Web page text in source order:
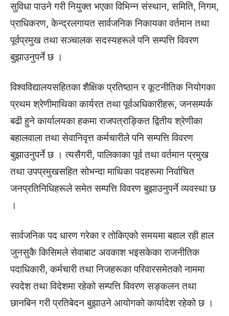
सुविधा पाउने गरी नियुक्त भएका विभिन्न संस्थान, समिति, निगम,
प्राधिकरण, केन्द्रलगायत सार्वजनिक निकायका वर्तमान तथा
पूर्वप्रमुख तथा सञ्चालक सदस्यहरूले पनि सम्पत्ति विवरण
बुझाउनुपर्ने छ ।
विश्वविद्यालयसहितका शैक्षिक प्रतिष्ठान र कूटनीतिक नियोगका
प्रथम श्रेणीमाथिका कार्यरत तथा पूर्वअधिकारीहरू, जनसम्पर्क
बढी हुने कार्यालयका हकमा राजपत्राङ्कित द्वितीय श्रेणीका
बहालवाला तथा सेवानिवृत्त कर्मचारीले पनि सम्पत्ति विवरण
बुझाउनुपर्ने छ । त्यसैगरी, पालिकाका पूर्व तथा वर्तमान प्रमुख
तथा उपप्रमुखसहित सोभन्दा माथिका पदहरूमा निर्वाचित
जनप्रतिनिधिहरूले समेत सम्पत्ति विवरण बुझाउनुपर्ने व्यवस्था छ
।
सार्वजनिक पद धारण गरेका र तोकिएको समयमा बहाल रही हाल
जुनसुकै किसिमले सेवाबाट अवकाश भइसकेका राजनीतिक
पदाधिकारी, कर्मचारी तथा निजहरूका परिवारसमेतको नाममा
स्वदेश तथा विदेशमा रहेको सम्पत्ति विवरण सङ्कलन तथा
छानबिन गरी प्रतिबेदन बुझाउने आयोगको कार्यादेश रहेको छ ।